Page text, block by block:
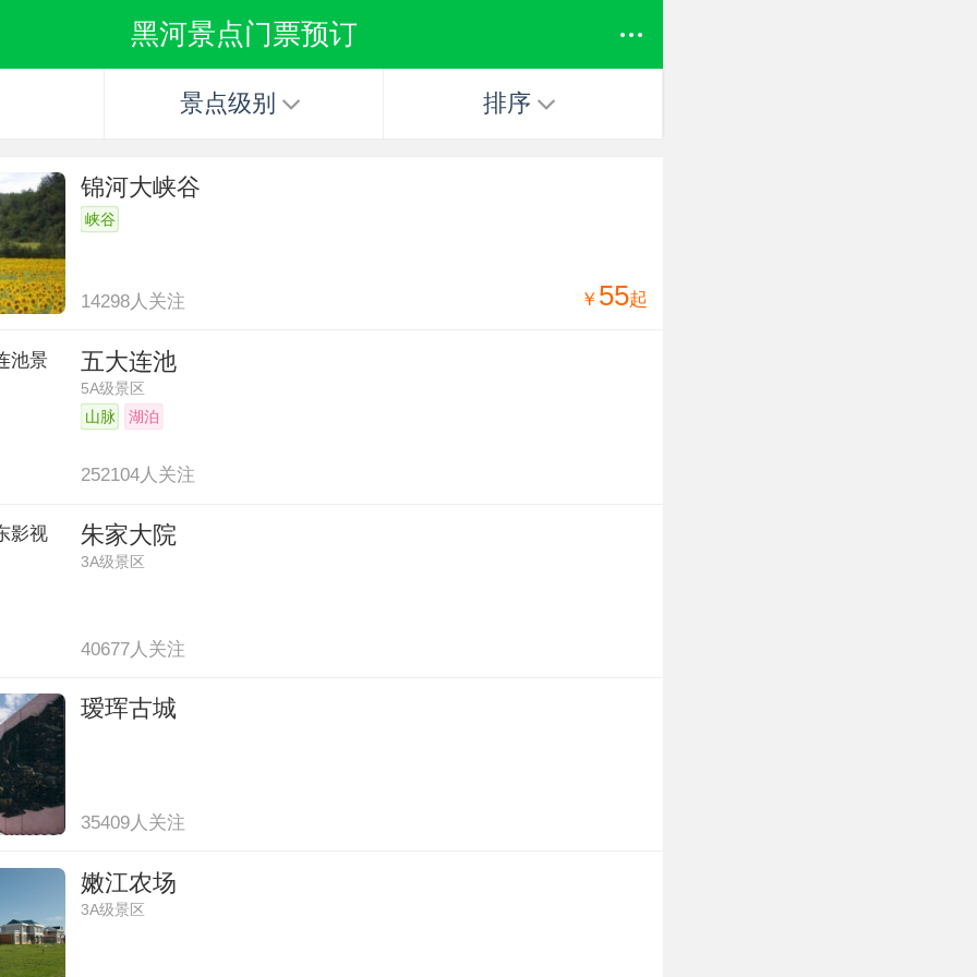
黑河景点门票预订
景点级别 排序
锦河大峡谷
峡谷
￥ 55起
14298人关注
五大连池
5A级景区
山脉
湖泊
252104人关注
朱家大院
3A级景区
40677人关注
瑷珲古城
35409人关注
嫩江农场
3A级景区